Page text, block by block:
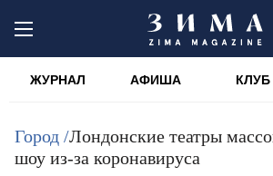
ЖУРНАЛ АФИША КЛУБ
Город /Лондонские театры
шоу из-за коронавируса